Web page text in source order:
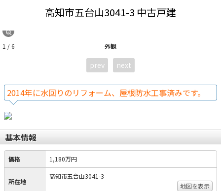
高知市五台山3041-3 中古戸建
外観
1 / 6
prev next
2014年に水回りのリフォーム、屋根防水工事済みです。
基本情報
価格 1,180万円
所在地
高知市五台山3041-3
地図を表示